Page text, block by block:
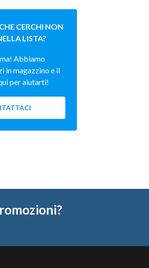
CERCHI NON
LISTA?
Abbiamo
in magazzino e il
per aiutarti!